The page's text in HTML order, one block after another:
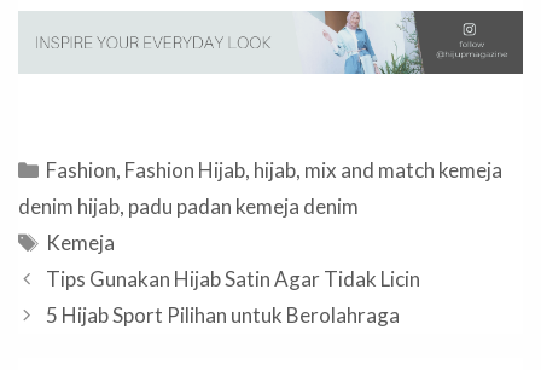
Categories
Fashion, Fashion Hijab, hijab, mix and match kemeja
denim hijab, padu padan kemeja denim
Tags
Kemeja
Tips Gunakan Hijab Satin Agar Tidak Licin
5 Hijab Sport Pilihan untuk Berolahraga